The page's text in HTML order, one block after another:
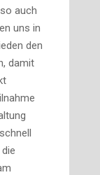
auch
uns in
den
damit